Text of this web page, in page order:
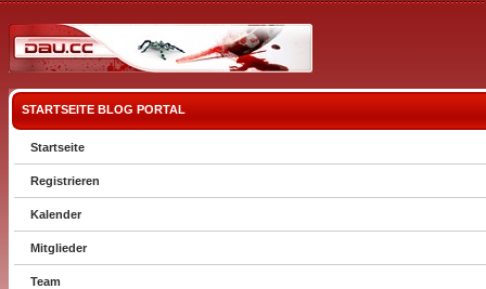
STARTSEITE BLOG PORTAL
Startseite
Registrieren
Kalender
Mitglieder
Team